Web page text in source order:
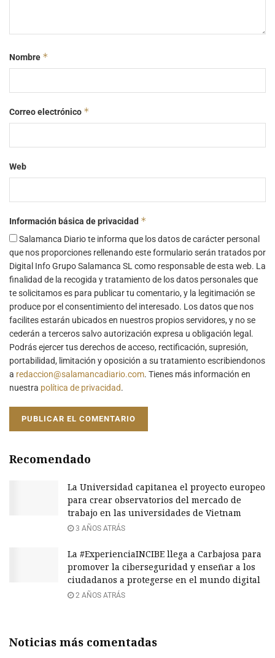
Nombre *
Correo electrónico *
Web
Información básica de privacidad *
Salamanca Diario te informa que los datos de carácter personal
que nos proporciones rellenando este formulario serán tratados por
Digital Info Grupo Salamanca SL como responsable de esta web. La
finalidad de la recogida y tratamiento de los datos personales que
te solicitamos es para publicar tu comentario, y la legitimación se
produce por el consentimiento del interesado. Los datos que nos
facilites estarán ubicados en nuestros propios servidores, y no se
cederán a terceros salvo autorización expresa u obligación legal.
Podrás ejercer tus derechos de acceso, rectificación, supresión,
portabilidad, limitación y oposición a su tratamiento escribiendonos
a redaccion@salamancadiario.com. Tienes más información en
nuestra política de privacidad.
Recomendado
La Universidad capitanea el proyecto europeo
para crear observatorios del mercado de
trabajo en las universidades de Vietnam
3 AÑOS ATRÁS
La #ExperienciaINCIBE llega a Carbajosa para
promover la ciberseguridad y enseñar a los
ciudadanos a protegerse en el mundo digital
2 AÑOS ATRÁS
Noticias más comentadas